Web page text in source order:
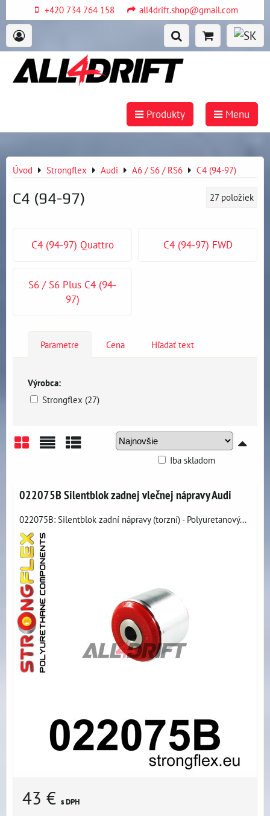
+420 734 764 158 all4drift.shop@gmail.com
Produkty Menu
Úvod Strongflex Audi A6 / S6 / RS6 C4 (94-97)
C4 (94-97) 27 položiek
C4 (94-97) Quattro C4 (94-97) FWD
S6 / S6 Plus C4 (94-
97)
Parametre Cena Hľadať text
Výrobca:
Strongflex (27)
Iba skladom
022075B Silentblok zadnej vlečnej nápravy Audi
022075B: Silentblok zadní nápravy (torzní) - Polyuretanový...
43 € s DPH